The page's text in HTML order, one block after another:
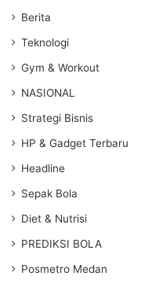
Berita
Teknologi
Gym & Workout
NASIONAL
Strategi Bisnis
HP & Gadget Terbaru
Headline
Sepak Bola
Diet & Nutrisi
PREDIKSI BOLA
Posmetro Medan